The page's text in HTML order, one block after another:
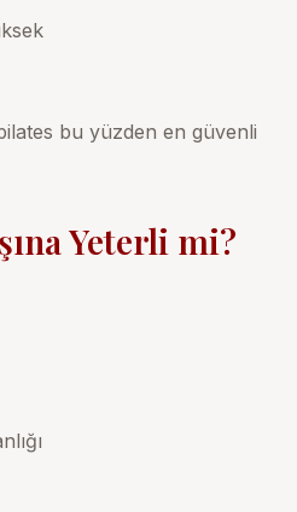
bu yüzden en güvenli
Yeterli mi?